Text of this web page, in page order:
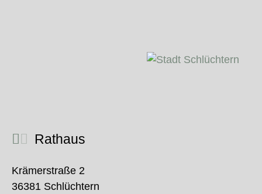
Rathaus
Krämerstraße 2
36381 Schlüchtern